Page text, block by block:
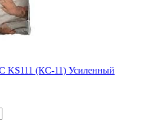
KS111 (КС-11) Усиленный